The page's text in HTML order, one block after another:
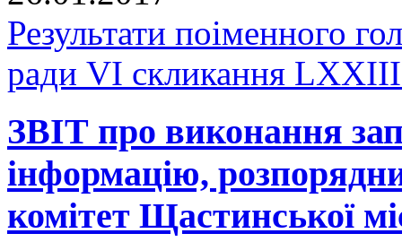
Результати поіменного
ради VI скликання LXXIII
ЗВІТ про виконання
інформацію,
комітет Щастинської